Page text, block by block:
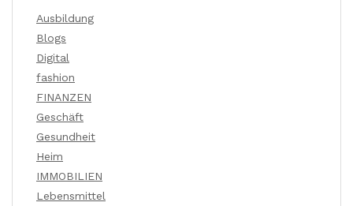
Ausbildung
Blogs
Digital
fashion
FINANZEN
Geschäft
Gesundheit
Heim
IMMOBILIEN
Lebensmittel